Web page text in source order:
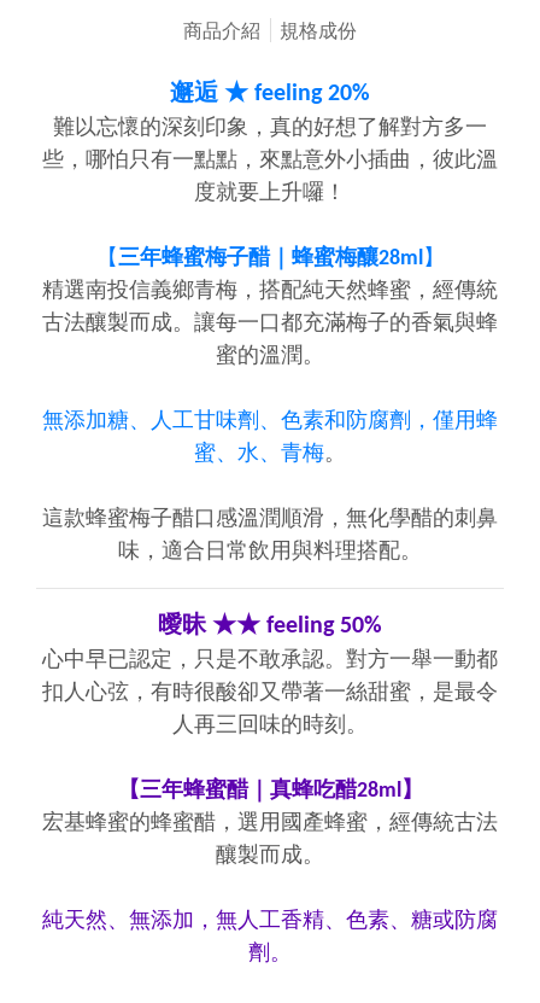
商品介紹 規格成份
邂逅 ★ feeling 20%
難以忘懷的深刻印象，真的好想了解對方多一
些，哪怕只有一點點，來點意外小插曲，彼此溫
度就要上升囉！
【三年蜂蜜梅子醋｜蜂蜜梅釀28ml 】
精選南投信義鄉青梅，搭配純天然蜂蜜，經傳統
古法釀製而成。讓每一口都充滿梅子的香氣與蜂
蜜的溫潤。
無添加糖、人工甘味劑、色素和防腐劑，僅用蜂
蜜、水、青梅。
這款蜂蜜梅子醋口感溫潤順滑，無化學醋的刺鼻
味，適合日常飲用與料理搭配。
曖昧 ★★ feeling 50%
心中早已認定，只是不敢承認。對方一舉一動都
扣人心弦，有時很酸卻又帶著一絲甜蜜，是最令
人再三回味的時刻。
【三年蜂蜜醋｜真蜂吃醋28ml】
宏基蜂蜜的蜂蜜醋，選用國產蜂蜜，經傳統古法
釀製而成。
純天然、無添加，無人工香精、色素、糖或防腐
劑。